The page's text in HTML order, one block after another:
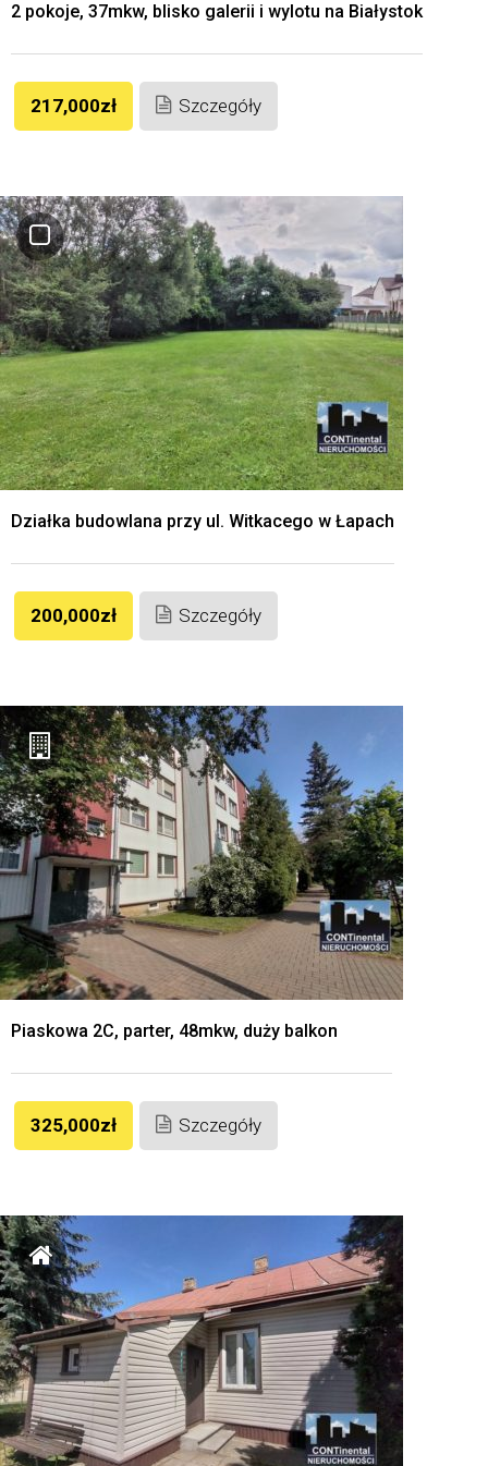
2 pokoje, 37mkw, blisko galerii i wylotu na Białystok
217,000zł Szczegóły
Działka budowlana przy ul. Witkacego w Łapach
200,000zł Szczegóły
Piaskowa 2C, parter, 48mkw, duży balkon
325,000zł Szczegóły